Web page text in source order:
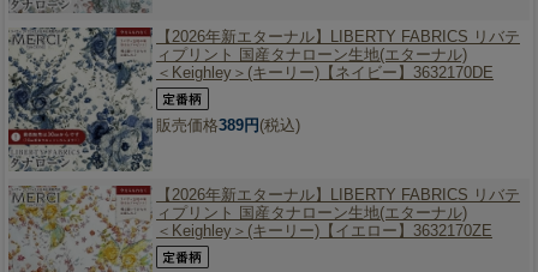
【2026年新エターナル】 LIBERTY FABRICS リバテ
ィプリント 国産タナローン生地(エターナル)
＜Keighley＞(キーリー)【ネイビー】3632170DE
販売価格389円(税込)
【2026年新エターナル】 LIBERTY FABRICS リバテ
ィプリント 国産タナローン生地(エターナル)
＜Keighley＞(キーリー)【イエロー】3632170ZE